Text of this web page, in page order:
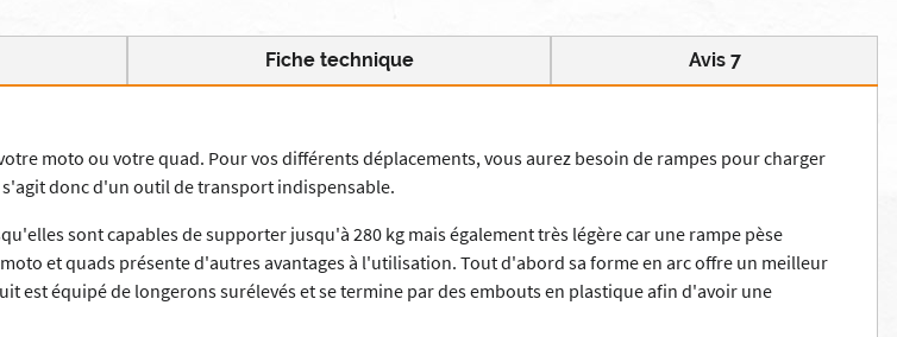
Fiche technique Avis 7
moto ou votre quad. Pour vos différents déplacements, vous aurez besoin de rampes pour charger
donc d'un outil de transport indispensable.
sont capables de supporter jusqu'à 280 kg mais également très légère car une rampe pèse
et quads présente d'autres avantages à l'utilisation. Tout d'abord sa forme en arc offre un meilleur
est équipé de longerons surélevés et se termine par des embouts en plastique afin d'avoir une